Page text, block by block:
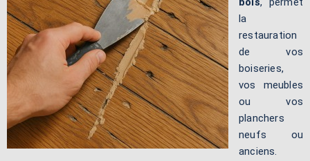
la
restauration
de vos
boiseries,
vos meubles
ou vos
planchers
neufs ou
anciens.